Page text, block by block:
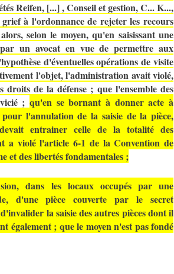
Reifen, [...] , Conseil et gestion, C... K...,
à l'ordonnance de rejeter les recours
selon le moyen, qu'en saisissant une
un avocat en vue de permettre aux
d'éventuelles opérations de visite
l'objet, l'administration avait violé,
droits de la défense ; que l'ensemble des
; qu'en se bornant à donner acte à
l'annulation de la saisie de la pièce,
entrainer celle de la totalité des
a violé l'article 6-1 de la Convention de
et des libertés fondamentales ;
dans les locaux occupés par une
d'une pièce couverte par le secret
la saisie des autres pièces dont il
également ; que le moyen n'est pas fondé